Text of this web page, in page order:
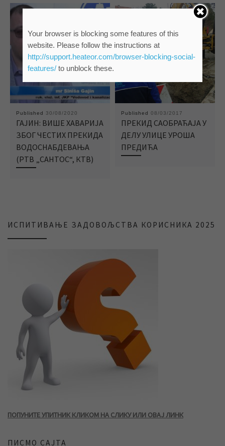
Published 30/08/2020
ГАЈИН: ВИШЕ ХАВАРИЈА
ЗБОГ ЧЕСТИХ ПРЕКИДА
ВОДОСНАБДЕВАЊА
(РТВ „САНТОС“, КТВ)
Published 08/03/2017
ПРЕКИД САОБРАЋАЈА У
ДЕЛУ УЛИЦЕ УРОША
ПРЕДИЋА
ИСПИТИВАЊЕ ЗАДОВОЉСТВА КОРИСНИКА 2025
ПОПУНИТЕ УПИТНИК КЛИКОМ НА СЛИКУ ИЛИ ОВАЈ ЛИНК
ПИСМО САЈТА
Your browser is blocking some features of this
website. Please follow the instructions at
http://support.heateor.com/browser-blocking-social-
features/to unblock these.